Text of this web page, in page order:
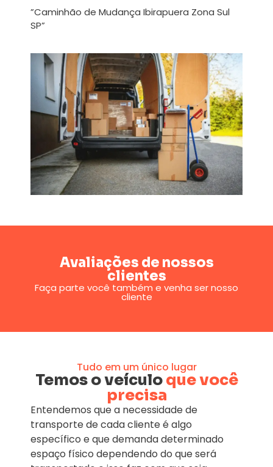
”Caminhão de Mudança Ibirapuera Zona Sul
SP”
Avaliações de nossos
clientes
Faça parte você também e venha ser nosso
cliente
Tudo em um único lugar
Temos o veículoque você
precisa
Entendemos que a necessidade de
transporte de cada cliente é algo
específico e que demanda determinado
espaço físico dependendo do que será